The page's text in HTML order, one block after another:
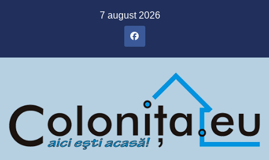
7 august 2026